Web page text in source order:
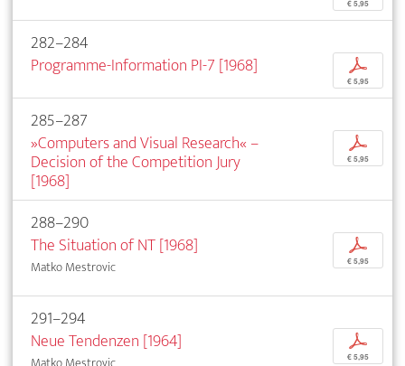
€ 5,95
282–284
Programme-Information PI-7 [1968]
p
€ 5,95
285–287
»Computers and Visual Research« –
Decision of the Competition Jury
[1968]
p
€ 5,95
288–290
The Situation of NT [1968]
Matko Mestrovic
p
€ 5,95
291–294
Neue Tendenzen [1964]
p
€ 5,95